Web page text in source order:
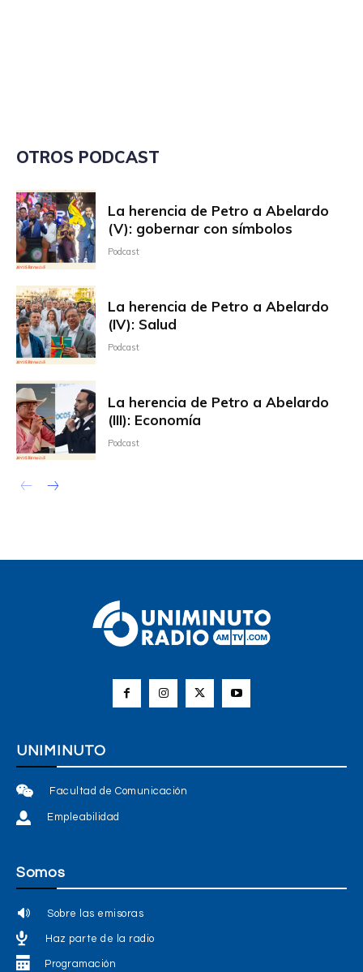
OTROS PODCAST
La herencia de Petro a Abelardo
(V): gobernar con símbolos
Podcast
La herencia de Petro a Abelardo
(IV): Salud
Podcast
La herencia de Petro a Abelardo
(III): Economía
Podcast
UNIMINUTO
Facultad de Comunicación
Empleabilidad
Somos
Sobre las emisoras
Haz parte de la radio
Programación